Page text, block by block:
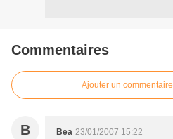
Commentaires
Ajouter un commentaire
B Bea 23/01/2007 15:22